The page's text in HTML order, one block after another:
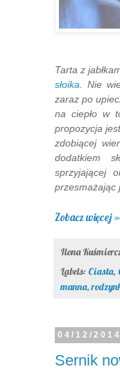
Tarta z
słoika . Nie
zaraz po
na ciepło w
propozycja
zdobiącej
dodatkiem
sprzyjającej
przesmażając
Zobacz więcej »
Ilona
Labels: Ciasta,
manna,
04/12/
Sernik